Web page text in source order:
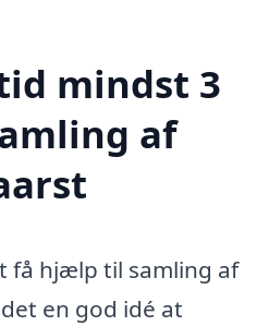
mindst 3
af
få hjælp til samling af
en god idé at